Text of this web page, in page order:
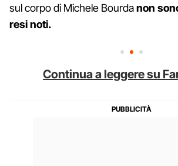
sul corpo di Michele Bourdanon
resi noti.
Continua a leggere su